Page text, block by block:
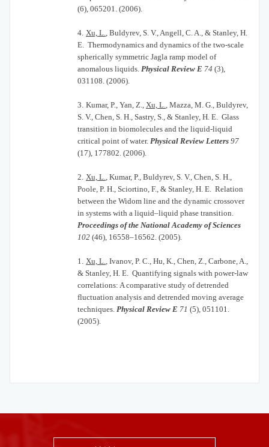
(6), 065201. (2006).
4. Xu, L., Buldyrev, S. V., Angell, C. A., & Stanley, H.
E. Thermodynamics and dynamics of the two-scale
spherically symmetric Jagla ramp model of
anomalous liquids. Physical Review E 74 (3),
031108. (2006).
3. Kumar, P., Yan, Z., Xu, L., Mazza, M. G., Buldyrev,
S. V., Chen, S. H., Sastry, S., & Stanley, H. E. Glass
transition in biomolecules and the liquid-liquid
critical point of water. Physical Review Letters 97
(17), 177802. (2006).
2. Xu, L., Kumar, P., Buldyrev, S. V., Chen, S. H.,
Poole, P. H., Sciortino, F., & Stanley, H. E. Relation
between the Widom line and the dynamic crossover
in systems with a liquid–liquid phase transition.
Proceedings of the National Academy of Sciences
102 (46), 16558–16562. (2005).
1. Xu, L., Ivanov, P. C., Hu, K., Chen, Z., Carbone, A.,
& Stanley, H. E. Quantifying signals with power-law
correlations: A comparative study of detrended
fluctuation analysis and detrended moving average
techniques. Physical Review E 71 (5), 051101.
(2005).